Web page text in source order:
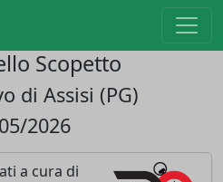
Scopetto
di Assisi (PG)
2026
a cura di